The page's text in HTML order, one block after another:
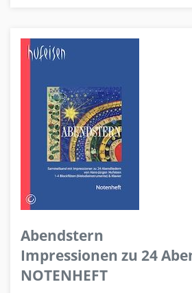
Abendstern
Impressionen zu 24
NOTENHEFT